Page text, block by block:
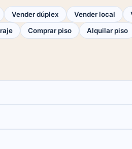
Vender dúplex Vender local
Comprar piso Alquilar piso